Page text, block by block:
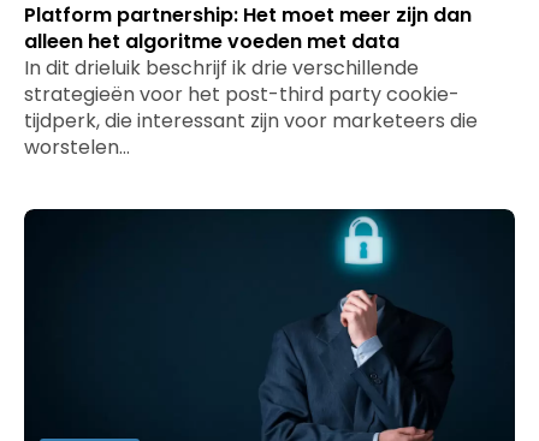
Platform partnership: Het moet meer zijn dan
alleen het algoritme voeden met data
In dit drieluik beschrijf ik drie verschillende
strategieën voor het post-third party cookie-
tijdperk, die interessant zijn voor marketeers die
worstelen…